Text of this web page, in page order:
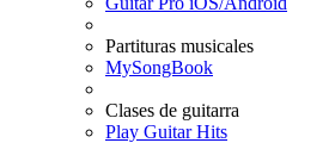
Partituras musicales
MySongBook
Clases de guitarra
Play Guitar Hits